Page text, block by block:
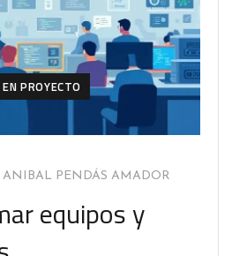
PROYECTO
ANIBAL PENDÁS AMADOR
equipos y